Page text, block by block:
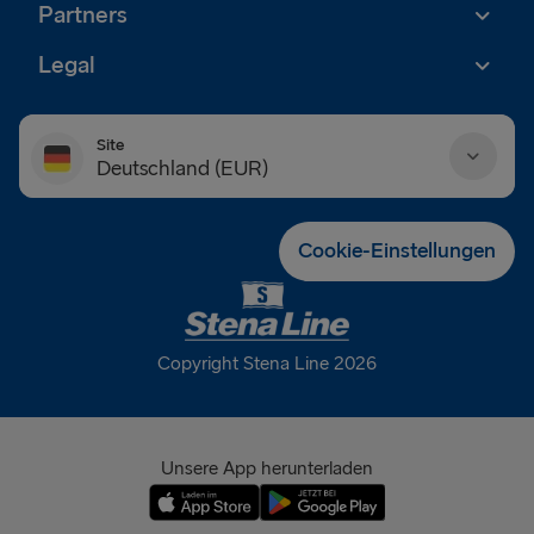
Partners
Legal
Site
Deutschland (EUR)
France (EUR)
International (EUR)
Cookie-Einstellungen
Copyright Stena Line 2026
Unsere App herunterladen